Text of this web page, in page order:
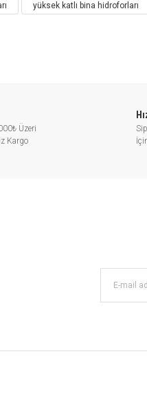
tatil köylerinde
yüksek katlı bina hidroforları
Üzeri
Kargo